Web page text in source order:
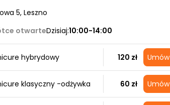
5, Leszno
otwarteDzisiaj:10:00-14:00
hybrydowy 120 zł Umów
klasyczny -odżywka 60 zł Umów